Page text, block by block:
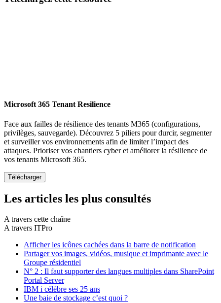
Microsoft 365 Tenant Resilience
Face aux failles de résilience des tenants M365 (configurations,
privilèges, sauvegarde). Découvrez 5 piliers pour durcir, segmenter
et surveiller vos environnements afin de limiter l’impact des
attaques. Prioriser vos chantiers cyber et améliorer la résilience de
vos tenants Microsoft 365.
Les articles les plus consultés
A travers cette chaîne
A travers ITPro
Afficher les icônes cachées dans la barre de notification
Partager vos images, vidéos, musique et imprimante avec le
Groupe résidentiel
N° 2 : Il faut supporter des langues multiples dans SharePoint
Portal Server
IBM i célèbre ses 25 ans
Une baie de stockage c’est quoi ?